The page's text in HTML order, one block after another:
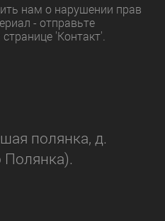
нам о нарушении прав
- отправьте
'Контакт'.
полянка, д.
Полянка).